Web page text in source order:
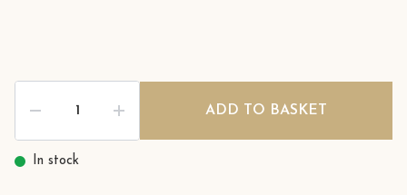
ADD TO BASKET
In stock